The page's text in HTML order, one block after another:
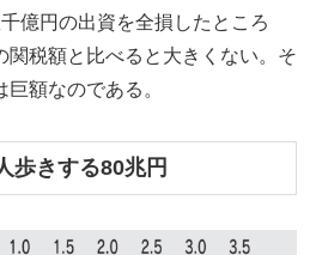
億円の出資を全損したところ
関税額と比べると大きくない。そ
額なのである。
歩きする80兆円